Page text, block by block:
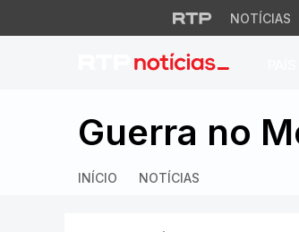
NOTÍCIAS
"Ameaça"
Guerra no
INÍCIO NOTÍCIAS